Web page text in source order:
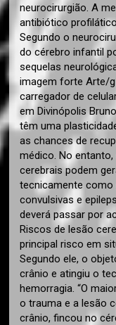
neurocirurgião. A
antibiótico
Segundo o
do cérebro infantil
sequelas
imagem forte Arte/
carregador de
em Divinópolis
têm uma
as chances de
médico. No
cerebrais podem
tecnicamente como
convulsivas e
deverá passar por
Riscos de lesão
principal risco em
Segundo ele, o
crânio e atingiu o
hemorragia. “O
o trauma e a lesão
crânio, fincou no